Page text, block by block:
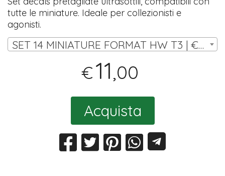
tutte le miniature. Ideale per collezionisti e
agonisti.
SET 14 MINIATURE FORMAT HW T3 | € 11,00
€11,00
Acquista